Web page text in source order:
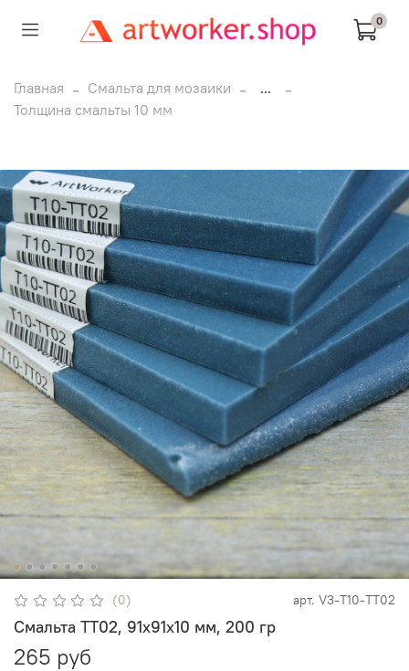
0
Главная Смальта для мозаики
...
Толщина смальты 10 мм
(0) арт. V3-T10-TT02
Смальта TT02, 91х91х10 мм, 200 гр
265 руб